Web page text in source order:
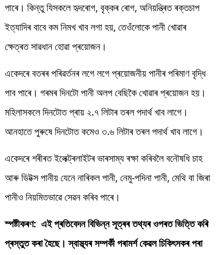
পাৰে। কিন্তু যিসকলে হৃদৰোগ, বৃক্কৰ ৰোগ, অনিয়ন্ত্ৰিত ৰক্তচাপ
ইত্যাদিৰ বাবে কম নিমখ খাব লগা হয়, তেওঁলোকে পানী খোৱাৰ
ক্ষেত্ৰত সাৱধান হোৱা প্ৰয়োজন।
একেদৰে বতৰৰ পৰিৱৰ্তনৰ লগে লগে প্ৰয়োজনীয় পানীৰ পৰিমাণ বৃদ্ধি
পাব পাৰে। গৰমৰ দিনটো পানী অলপ বেছিকৈ খোৱাৰ প্ৰয়োজন হয়।
মহিলাসকলে দিনটোত প্ৰায় ২.৭ লিটাৰ তৰল পদাৰ্থ খাব লাগে।
আনহাতে পুৰুষে দিনটোত কমেও ৩.৬ লিটাৰ তৰল পদাৰ্থ খাব লাগে।
একেদৰে শৰীৰত ইলেক্ট্ৰলাইটৰ ভাৰসাম্য ৰক্ষা কৰিবলৈ বনৌষধি চাহ
আৰু ডিটক্স পানীয় যেনে নাৰিকল পানী, নেমু-পদিনা পানী, মেথি বা জিৰা
পানীও নিয়মিতভাৱে সেৱন কৰিব পাৰে।
স্পষ্টীকৰণ: এই প্ৰতিবেদন বিভিন্ন সূত্ৰৰ তথ্যৰ ওপৰত ভিত্তি কৰি
প্ৰস্তুত কৰা হৈছে। স্বাস্থ্যৰ সম্পৰ্কী পৰামৰ্শ কেৱল চিকিৎসকৰ পৰা